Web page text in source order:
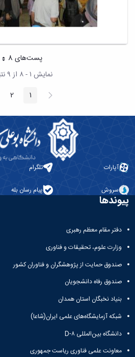
پست‌‌های 8هر صفحه
نمایش ۱ - ۸ از ۹ نتیجه
پیغام
قبلی صفحه1 صفحه2
آپارات تلگرام
سروش پیام رسان بله
پیوندها
دفتر مقام معظم رهبری
وزارت علوم، تحقیقات و فناوری
صندوق حمایت از پژوهشگران و فناوران کشور
صندوق رفاه دانشجویان
بنیاد نخبگان استان همدان
شبکه آزمایشگاه‌های علمی ایران(شاعا)
دانشگاه بین‌المللی D-۸
معاونت علمی فناوری ریاست جمهوری